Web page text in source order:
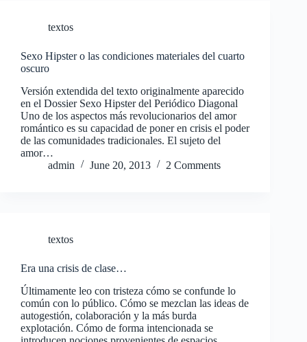
textos
Sexo Hipster o las condiciones materiales del cuarto
oscuro
Versión extendida del texto originalmente aparecido
en el Dossier Sexo Hipster del Periódico Diagonal
Uno de los aspectos más revolucionarios del amor
romántico es su capacidad de poner en crisis el poder
de las comunidades tradicionales. El sujeto del
amor…
admin
June 20, 2013 2 Comments
textos
Era una crisis de clase…
Últimamente leo con tristeza cómo se confunde lo
común con lo público. Cómo se mezclan las ideas de
autogestión, colaboración y la más burda
explotación. Cómo de forma intencionada se